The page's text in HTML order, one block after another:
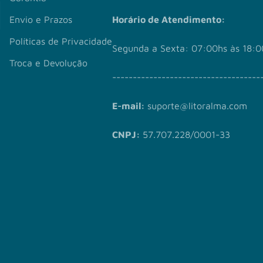
Envio e Prazos
Políticas de Privacidade
Troca e Devolução
Horário de Atendimento:
Segunda a Sexta: 07:00hs às
E-mail: suporte@litoralma.com
CNPJ: 57.707.228/0001-33